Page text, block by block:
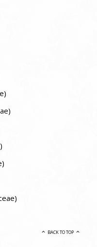
BACK TO TOP